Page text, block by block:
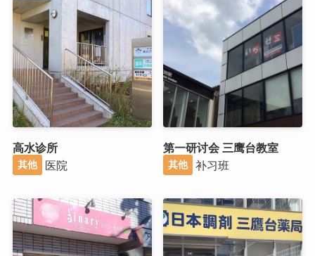
高水诊所
其他 医院
第一研讨会 三鹰台教室
其他 补习班